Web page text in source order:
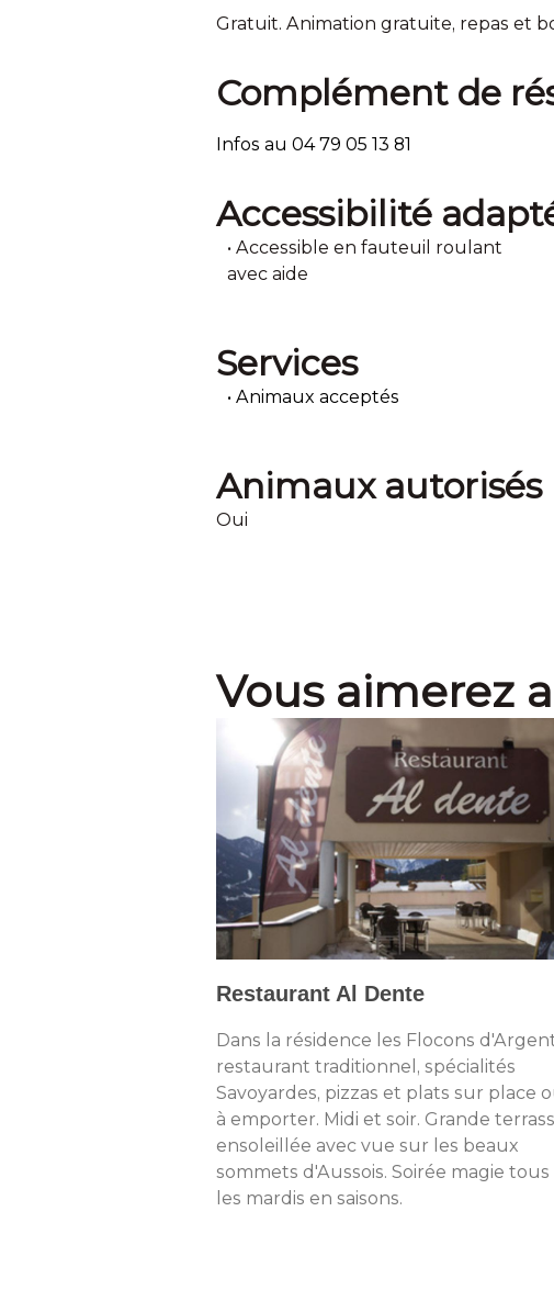
Gratuit. Animation gratuite, repas et
Complément de
Infos au 04 79 05 13 81
Accessibilité
Accessible en fauteuil roulant
avec aide
Services
Animaux acceptés
Animaux autorisés
Oui
Vous aimerez
Restaurant Al Dente
Dans la résidence les Flocons
restaurant traditionnel, spécialités
Savoyardes, pizzas et plats sur place
à emporter. Midi et soir. Grande
ensoleillée avec vue sur les beaux
sommets d'Aussois. Soirée magie tous
les mardis en saisons.